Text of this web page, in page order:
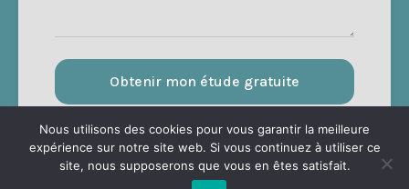
Obtenir mon étude gratuite
Nous utilisons des cookies pour vous garantir la meilleure
expérience sur notre site web. Si vous continuez à utiliser ce
site, nous supposerons que vous en êtes satisfait.